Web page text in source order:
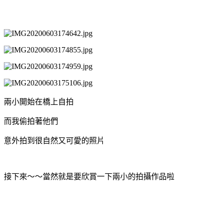
兩小開始在橋上自拍
而我偷拍著他們
意外拍到很自然又可愛的照片
接下來～～當然就是要欣賞一下兩小的拍攝作品啦